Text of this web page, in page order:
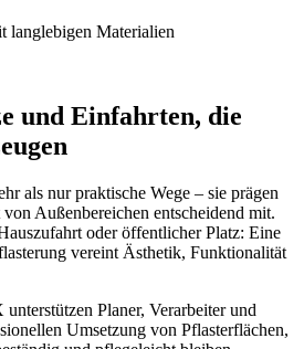
langlebigen Materialien
und Einfahrten, die
als nur praktische Wege – sie prägen
Außenbereichen entscheidend mit.
oder öffentlicher Platz: Eine
vereint Ästhetik, Funktionalität
Planer, Verarbeiter und
Umsetzung von Pflasterflächen,